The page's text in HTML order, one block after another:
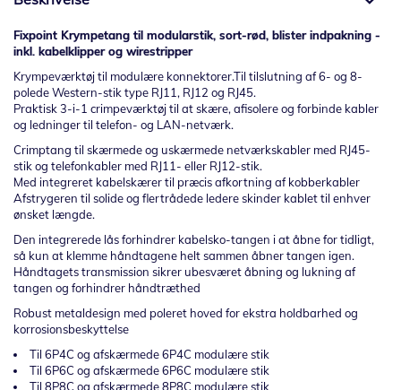
Fixpoint Krympetang til modularstik, sort-rød, blister indpakning -
inkl. kabelklipper og wirestripper
Krympeværktøj til modulære konnektorer.Til tilslutning af 6- og 8-
polede Western-stik type RJ11, RJ12 og RJ45.
Praktisk 3-i-1 crimpeværktøj til at skære, afisolere og forbinde kabler
og ledninger til telefon- og LAN-netværk.
Crimptang til skærmede og uskærmede netværkskabler med RJ45-
stik og telefonkabler med RJ11- eller RJ12-stik.
Med integreret kabelskærer til præcis afkortning af kobberkabler
Afstrygeren til solide og flertrådede ledere skinder kablet til enhver
ønsket længde.
Den integrerede lås forhindrer kabelsko-tangen i at åbne for tidligt,
så kun at klemme håndtagene helt sammen åbner tangen igen.
Håndtagets transmission sikrer ubesværet åbning og lukning af
tangen og forhindrer håndtræthed
Robust metaldesign med poleret hoved for ekstra holdbarhed og
korrosionsbeskyttelse
Til 6P4C og afskærmede 6P4C modulære stik
Til 6P6C og afskærmede 6P6C modulære stik
Til 8P8C og afskærmede 8P8C modulære stik